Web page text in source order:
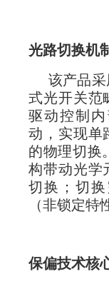
光路切换机
该产品
式光开关范
驱动控制
动，实现单
的物理切换
构带动光学
切换；切
（非锁定特
保偏技术核